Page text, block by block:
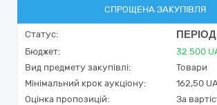
СПРОЩЕНА ЗАКУПІВЛЯ
Статус:
Бюджет: 32 500
Вид предмету закупівлі:
Товари
Мінімальний крок аукціону:
162,50
Оцінка пропозицій:
За